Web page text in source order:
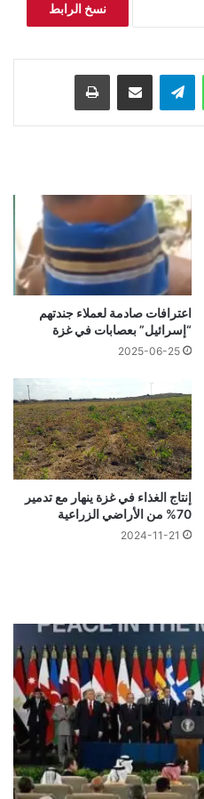
نسخ الرابط
واتساب تيلقرام مشاركة عبر البريد طباعة
اعترافات صادمة لعملاء جندتهم
“إسرائيل” بعصابات في غزة
2025-06-25
إنتاج الغذاء في غزة ينهار مع تدمير
70% من الأراضي الزراعية
2024-11-21